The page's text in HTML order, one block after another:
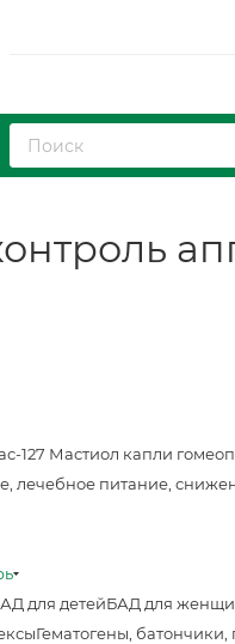
127 Мастиол капли
лечебное питание,
для детейБАД для
Гематогены,